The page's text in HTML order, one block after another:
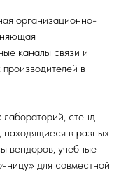
организационно-
каналы связи и
в
лабораторий, стенд
находящиеся в разных
вендоров, учебные
для совместной